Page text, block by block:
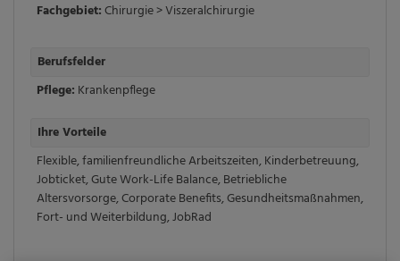
Fachgebiet:Chirurgie > Viszeralchirurgie
Berufsfelder
Pflege: Krankenpflege
Ihre Vorteile
Flexible, familienfreundliche Arbeitszeiten,Kinderbetreuung,
Jobticket,Gute Work-Life Balance,Betriebliche
Altersvorsorge,Corporate Benefits,Gesundheitsmaßnahmen,
Fort- und Weiterbildung,JobRad